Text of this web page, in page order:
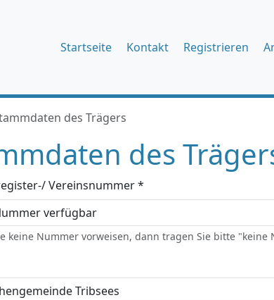
Startseite Kontakt Registrieren
des Trägers
des
Vereinsnummer *
keine Nummer vorweisen, dann tragen Sie bitte